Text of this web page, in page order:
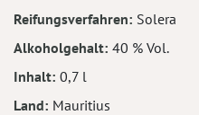
Reifungsverfahren Solera
Alkoholgehalt 40 % Vol.
Inhalt 0,7 l
Land Mauritius